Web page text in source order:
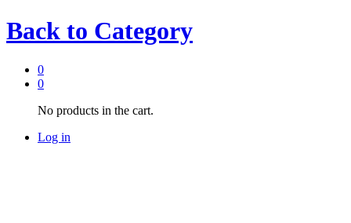
Back to Category
0
0
No products in the cart.
Log in